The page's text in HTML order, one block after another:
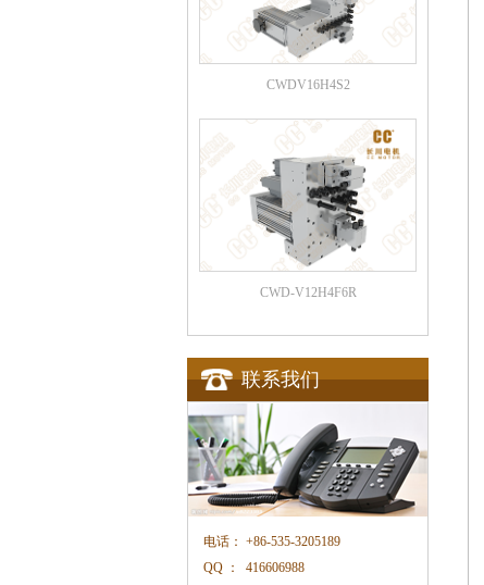
CWDV16H4S2
CWD-V12H4F6R
联系我们
电话： +86-535-3205189
QQ ：
416606988